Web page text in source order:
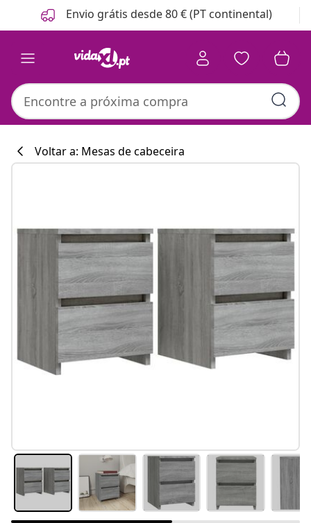
Anterior
Seguinte Envio grátis desde 80 € (PT continental)
Voltar a: Mesas de cabeceira